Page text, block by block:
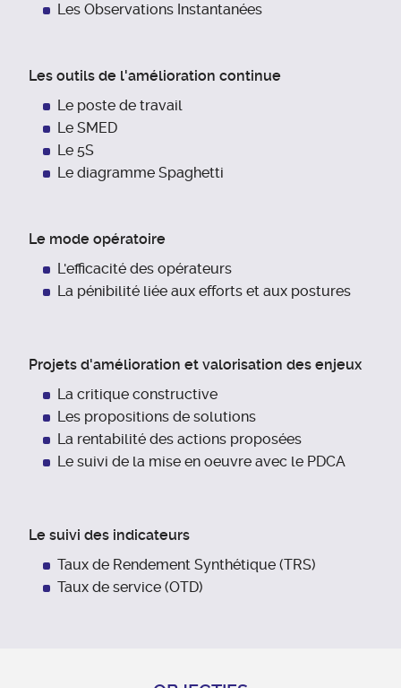
Les Observations Instantanées
Les outils de l'amélioration continue
Le poste de travail
Le SMED
Le 5S
Le diagramme Spaghetti
Le mode opératoire
L'efficacité des opérateurs
La pénibilité liée aux efforts et aux postures
Projets d'amélioration et valorisation des enjeux
La critique constructive
Les propositions de solutions
La rentabilité des actions proposées
Le suivi de la mise en oeuvre avec le PDCA
Le suivi des indicateurs
Taux de Rendement Synthétique (TRS)
Taux de service (OTD)